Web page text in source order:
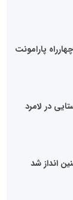
پارامونت
روستایی در لامرد
انداز شد